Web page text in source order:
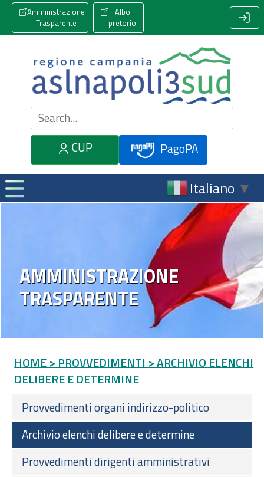
Amministrazione
Trasparente
Albo
pretorio
Cerca nel sito
CUP
PagoPA
Italiano ▼
AMMINISTRAZIONE
TRASPARENTE
HOME > PROVVEDIMENTI > ARCHIVIO ELENCHI
DELIBERE E DETERMINE
Provvedimenti organi indirizzo-politico
Archivio elenchi delibere e determine
Provvedimenti dirigenti amministrativi